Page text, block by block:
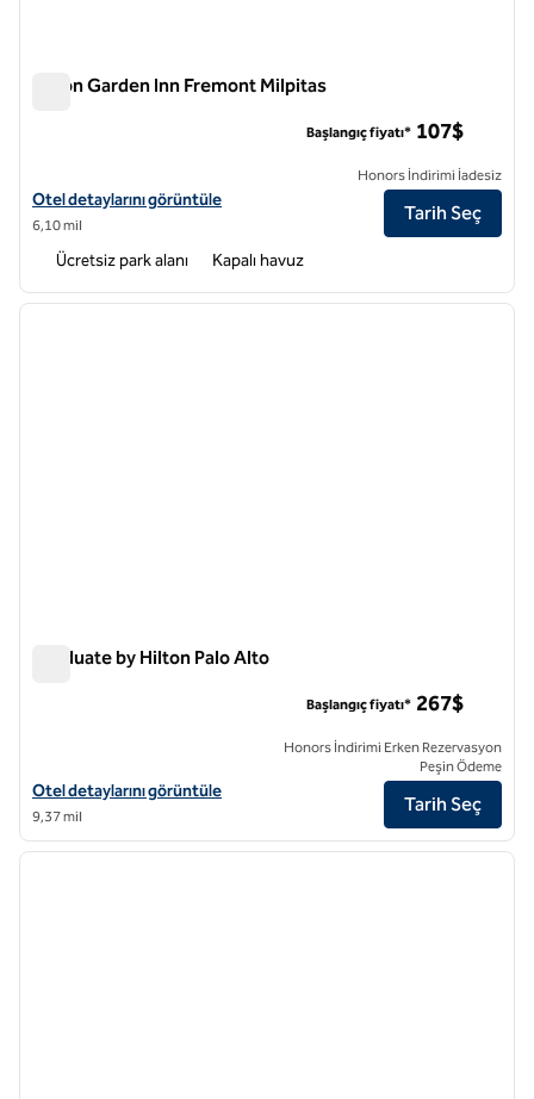
Hilton Garden Inn Fremont Milpitas
Hilton Garden Inn Fremont Milpitas için otel detaylarını görüntüleyin
Otel detaylarını görüntüle
6,10 mil
Başlangıç fiyatı* 107$
Honors İndirimi İadesiz
Tarih Seç
Ücretsiz park alanı Kapalı havuz
1 / 12
Graduate by Hilton Palo Alto
Graduate by Hilton Palo Alto için otel detaylarını görüntüleyin
Otel detaylarını görüntüle
9,37 mil
Başlangıç fiyatı* 267$
Honors İndirimi Erken Rezervasyon
Peşin Ödeme
Tarih Seç
1/11
1 / 11